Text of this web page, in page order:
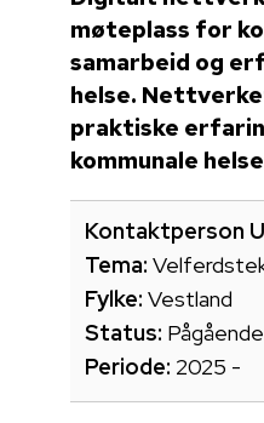
møteplass for
samarbeid og
helse.
praktiske
kommunale
Kontaktperson
Tema:
Fylke: Vestland
Status: Pågående
Periode: 2025 -